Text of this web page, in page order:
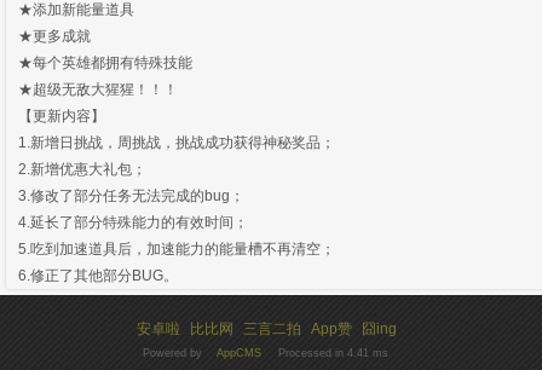
★添加新能量道具
★更多成就
★每个英雄都拥有特殊技能
★超级无敌大猩猩！！！
【更新内容】
1.新增日挑战，周挑战，挑战成功获得神秘奖品；
2.新增优惠大礼包；
3.修改了部分任务无法完成的bug；
4.延长了部分特殊能力的有效时间；
5.吃到加速道具后，加速能力的能量槽不再清空；
6.修正了其他部分BUG。
安卓啦 比比网 三言二拍 App赞 囧ing
Powered by AppCMS Processed in 4.41 ms